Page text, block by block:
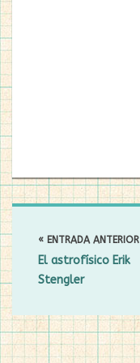
NAVEGACIÓN
DE
ENTRADAS
« ENTRADA ANTERIOR
El astrofísico Erik
Stengler